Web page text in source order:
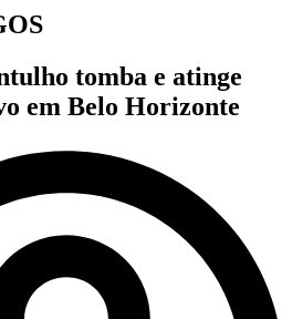
tomba e atinge
em Belo Horizonte